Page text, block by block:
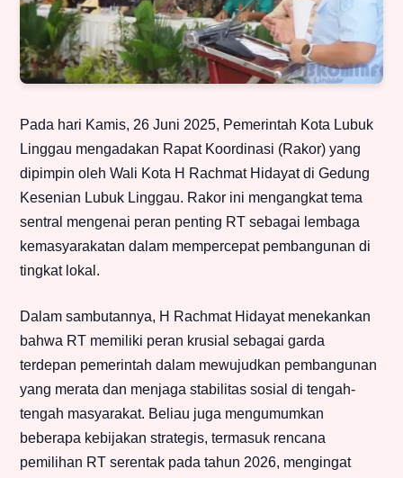
Pada hari Kamis, 26 Juni 2025, Pemerintah Kota Lubuk
Linggau mengadakan Rapat Koordinasi (Rakor) yang
dipimpin oleh Wali Kota H Rachmat Hidayat di Gedung
Kesenian Lubuk Linggau. Rakor ini mengangkat tema
sentral mengenai peran penting RT sebagai lembaga
kemasyarakatan dalam mempercepat pembangunan di
tingkat lokal.
Dalam sambutannya, H Rachmat Hidayat menekankan
bahwa RT memiliki peran krusial sebagai garda
terdepan pemerintah dalam mewujudkan pembangunan
yang merata dan menjaga stabilitas sosial di tengah-
tengah masyarakat. Beliau juga mengumumkan
beberapa kebijakan strategis, termasuk rencana
pemilihan RT serentak pada tahun 2026, mengingat